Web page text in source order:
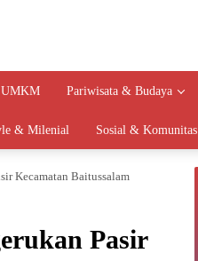
Pariwisata & Budaya
& Milenial Sosial & Komunitas
Kecamatan Baitussalam
Pasir